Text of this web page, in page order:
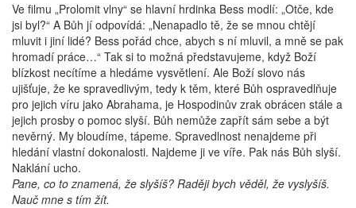
Ve filmu „Prolomit vlny“ se hlavní hrdinka Bess modlí: „Otče, kde
jsi byl?“ A Bůh jí odpovídá: „Nenapadlo tě, že se mnou chtějí
mluvit i jiní lidé? Bess pořád chce, abych s ní mluvil, a mně se pak
hromadí práce…“ Tak si to možná představujeme, když Boží
blízkost necítíme a hledáme vysvětlení. Ale Boží slovo nás
ujišťuje, že ke spravedlivým, tedy k těm, které Bůh ospravedlňuje
pro jejich víru jako Abrahama, je Hospodinův zrak obrácen stále a
jejich prosby o pomoc slyší. Bůh nemůže zapřít sám sebe a být
nevěrný. My bloudíme, tápeme. Spravedlnost nenajdeme při
hledání vlastní dokonalosti. Najdeme ji ve víře. Pak nás Bůh slyší.
Naklání ucho.
Pane, co to znamená, že slyšíš? Raději bych věděl, že vyslyšíš.
Nauč mne s tím žít.